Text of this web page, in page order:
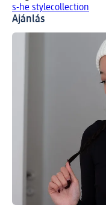
s-he stylecollection
Ajánlás